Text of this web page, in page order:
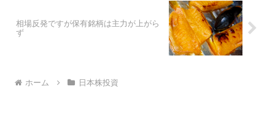
相場反発ですが保有銘柄は主力が上がら
ず
ホーム 日本株投資